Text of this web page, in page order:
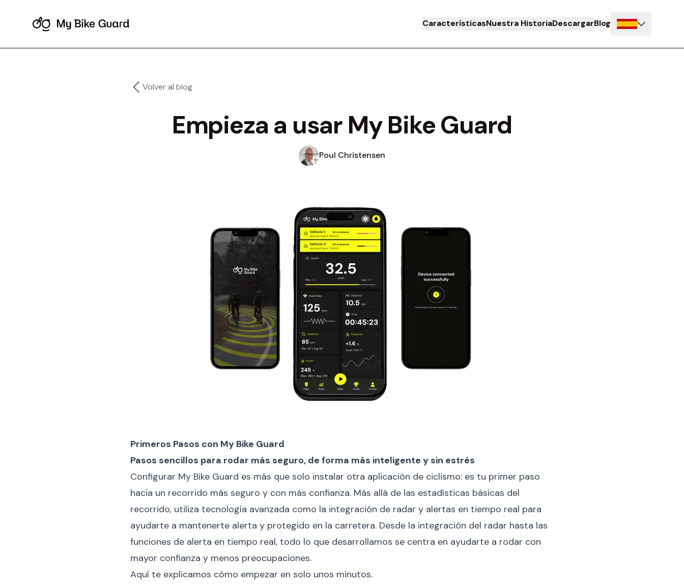
CaracterísticasNuestra HistoriaDescargarBlog
Volver al blog
Empieza a usar My Bike Guard
Poul Christensen
Primeros Pasos con My Bike Guard
Pasos sencillos para rodar más seguro, de forma más inteligente y sin estrés
Configurar My Bike Guard es más que solo instalar otra aplicación de ciclismo: es tu primer paso
hacia un recorrido más seguro y con más confianza. Más allá de las estadísticas básicas del
recorrido, utiliza tecnología avanzada como la integración de radar y alertas en tiempo real para
ayudarte a mantenerte alerta y protegido en la carretera. Desde la integración del radar hasta las
funciones de alerta en tiempo real, todo lo que desarrollamos se centra en ayudarte a rodar con
mayor confianza y menos preocupaciones.
Aquí te explicamos cómo empezar en solo unos minutos.